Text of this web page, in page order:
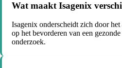
Wat maakt Isagenix
Isagenix onderscheidt zich door
op het bevorderen van een
onderzoek.